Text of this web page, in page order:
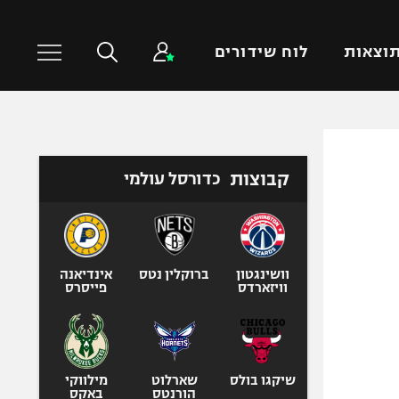
תוצאות לוח שידורים
טניס
כדורעף
אגרוף
ספורט אולימפי
קבוצות כדורסל עולמי
וושינגטון
וויזארדס
ברוקלין נטס
אינדיאנה
פייסרס
שיקגו בולס
שארלוט
הורנטס
מילווקי
באקס